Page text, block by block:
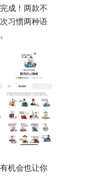
成！两款不
习惯两种语
机会也让你